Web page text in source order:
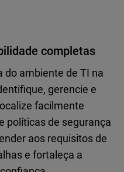
completas
do ambiente de TI na
gerencie e
facilmente
políticas de segurança
aos requisitos de
e fortaleça a